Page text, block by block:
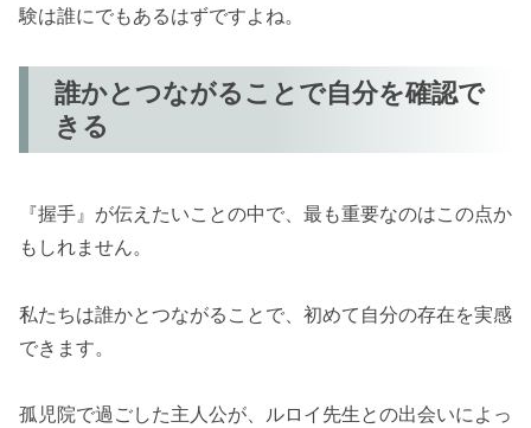
験は誰にでもあるはずですよね。
誰かとつながることで自分を確認で
きる
『握手』が伝えたいことの中で、最も重要なのはこの点か
もしれません。
私たちは誰かとつながることで、初めて自分の存在を実感
できます。
孤児院で過ごした主人公が、ルロイ先生との出会いによっ